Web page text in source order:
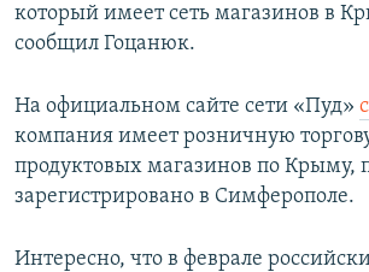
который имеет сеть магазинов в
сообщил Гоцанюк.
На официальном сайте сети «Пуд»
компания имеет розничную
продуктовых магазинов по Крыму,
зарегистрировано в Симферополе.
Интересно, что в феврале